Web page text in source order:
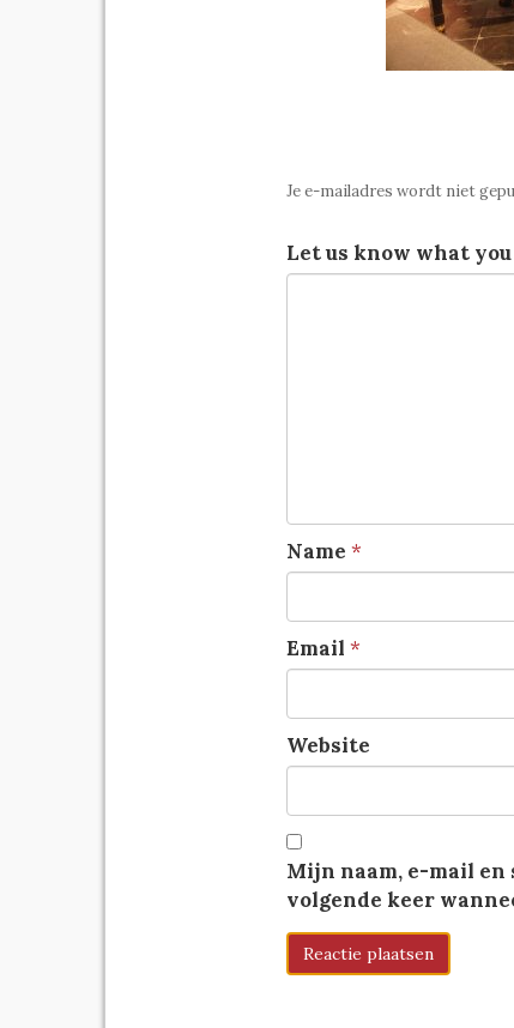
Je e-mailadres wordt niet
Let us know what
Name *
Email *
Website
Mijn naam, e-mail en
volgende keer